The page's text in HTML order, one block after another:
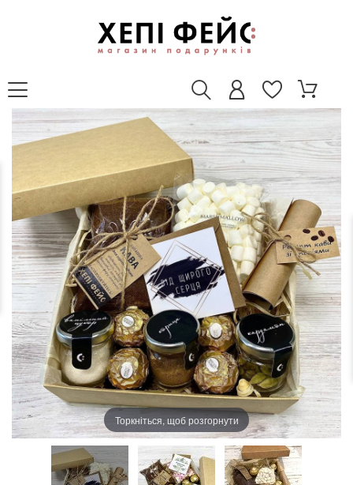
Торкніться, щоб розгорнути